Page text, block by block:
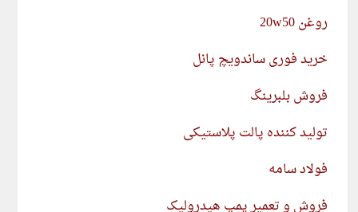
روغن 20w50
خرید فوری ساندویچ پانل
فروش بلبرینگ
تولید کننده پالت پلاستیکی
فولاد سامه
فروش و تعمیر پمپ هیدرولیک